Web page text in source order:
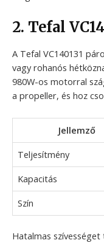
2. Tefal
A Tefal VC140131
vagy rohanós
980W-os motorral
a propeller, és hoz
Jellemző
Teljesítmény
Kapacitás
Szín
Hatalmas